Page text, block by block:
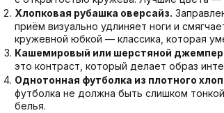
Хлопковая рубашка оверсайз.
приём визуально удлиняет ноги и
кружевной юбкой — классика, которая
Кашемировый или шерстяной
это контраст, который делает образ
Однотонная футболка из плотного
футболка не должна быть слишком
белья.